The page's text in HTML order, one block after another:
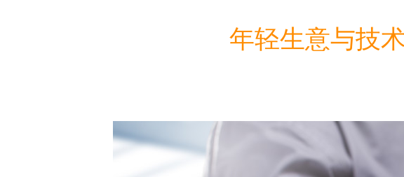
年轻生意与技